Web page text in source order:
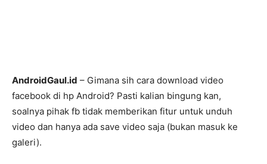
AndroidGaul.id – Gimana sih cara download video
facebook di hp Android? Pasti kalian bingung kan,
soalnya pihak fb tidak memberikan fitur untuk unduh
video dan hanya ada save video saja (bukan masuk ke
galeri).